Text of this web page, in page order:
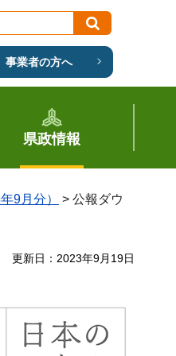
事業者の方へ
県政情報
9月分） > 公報ダウ
更新日：2023年9月19日